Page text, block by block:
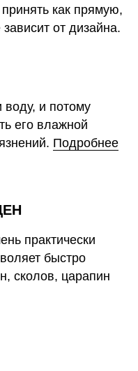
как прямую,
от дизайна.
воду, и потому
его влажной
Подробнее
практически
быстро
сколов, царапин